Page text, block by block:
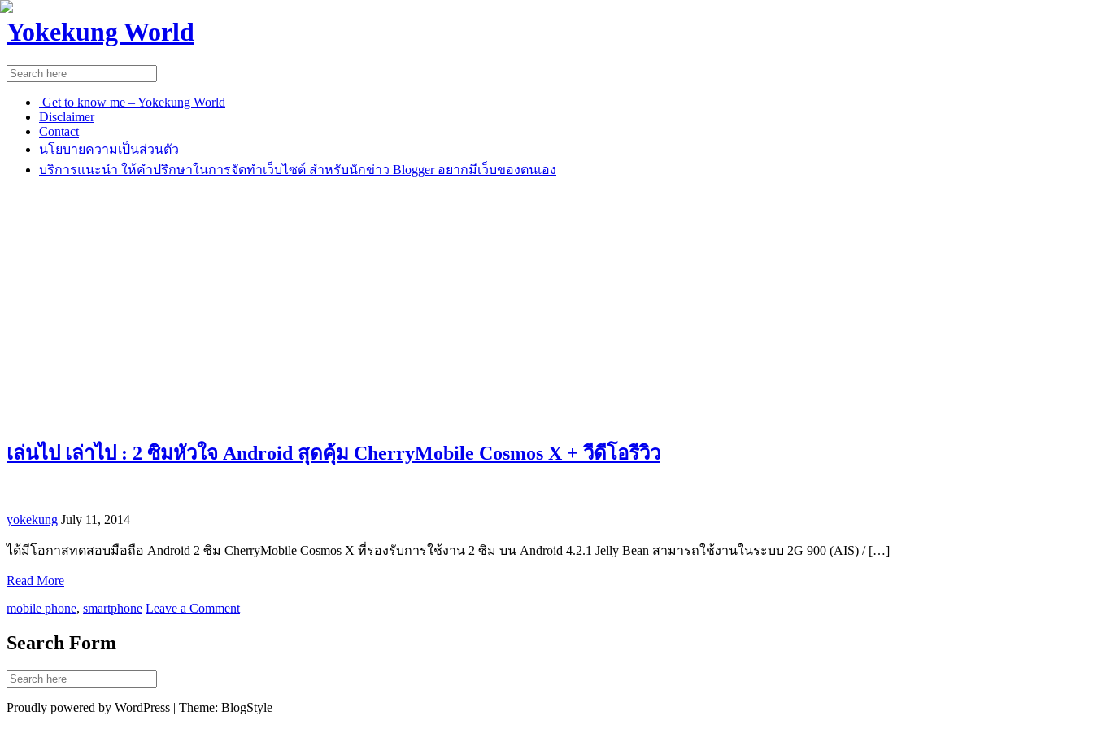
Yokekung World
Get to know me – Yokekung World
Disclaimer
Contact
นโยบายความเป็นส่วนตัว
บริการแนะนำ ให้คำปรึกษาในการจัดทำเว็บไซต์ สำหรับนักข่าว Blogger อยากมีเว็บของตนเอง
เล่นไป เล่าไป : 2 ซิมหัวใจ Android สุดคุ้ม CherryMobile Cosmos X + วีดีโอรีวิว
yokekung July 11, 2014
ได้มีโอกาสทดสอบมือถือ Android 2 ซิม CherryMobile Cosmos X ที่รองรับการใช้งาน 2 ซิม บน Android 4.2.1 Jelly Bean สามารถใช้งานในระบบ 2G 900 (AIS) / […]
Read More
mobile phone, smartphone Leave a Comment
Search Form
Proudly powered by WordPress | Theme: BlogStyle